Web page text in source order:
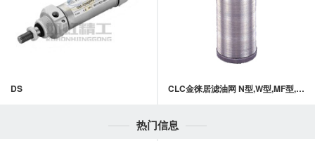
DS CLC金徕居滤油网 N型,W型,MF型,X系列滤油网
热门信息